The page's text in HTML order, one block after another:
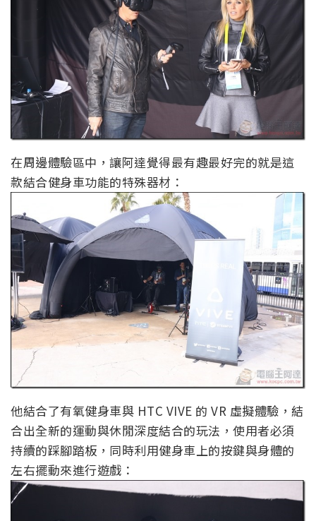
在周邊體驗區中，讓阿達覺得最有趣最好完的就是這
款結合健身車功能的特殊器材：
他結合了有氧健身車與 HTC VIVE 的 VR 虛擬體驗，結
合出全新的運動與休閒深度結合的玩法，使用者必須
持續的踩腳踏板，同時利用健身車上的按鍵與身體的
左右擺動來進行遊戲：